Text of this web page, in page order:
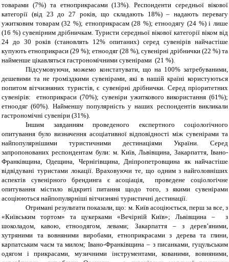
товарами (7%) та етноприкрасами (13%). Респонденти середньої вікової
категорії (від 23 до 27 років, що складають 18%) – надають перевагу
ужитковим товарам (32 %); етноприкрасам (28 %); етноодягу (24 %) і лише
(16 %) сувенірним дрібничкам. Туристи середньої вікової категорії віком від
24 до 30 років (становлять 12% опитаних) серед сувенірів найчастіше
купують етноприкраси (29 %); етноодяг (28 %), сувенірні дрібнички (22 %) та
найменше цікавляться гастрономічними сувенірами (21 %).
Підсумовуючи, можемо констатувати, що на 100% затребуваними,
дешевими та не громіздкими сувенірами, які в нашій країні користуються
попитом вітчизняних туристів, є сувенірні дрібнички. Серед пріоритетних
сувенірів: етноприкраси (70%); сувеніри ужиткового використання (61%);
етноодяг (60%). Найменшу популярність у наших респондентів викликали
гастрономічні сувеніри (31%).
Іншим завданням проведеного експертного соціологічного
опитування було визначення асоціативної відповідності між сувенірами та
найпопулярнішими туристичними дестинаціями України. Серед
запропонованих респондентам були: м. Київ, Львівщина, Закарпаття, Івано-
Франківщина, Одещина, Чернігівщина, Дніпропетровщина як найчастіше
відвідувані туристами локації. Враховуючи те, що одним з найголовніших
аспектів сувенірного брендинга є асоціація, проведене соціологічне
опитування містило відкриті питання щодо того, з якими сувенірами
асоціюються найпопулярніші вітчизняні туристичні дестинації.
Отримані результати показали, що: м. Київ асоціюється, перш за все, з
«Київським тортом» та цукерками «Вечірній Київ»; Львівщина – з
шоколадом, кавою, етноодягом, левами; Закарпаття – з дерев’яними,
хутряними та вовняними виробами, етноприкрасами з дерева та глини,
карпатським чаєм та милом; Івано-Франківщина – з писанками, гуцульським
одягом і прикрасами, музичними інструментами, кованими, вовняними,